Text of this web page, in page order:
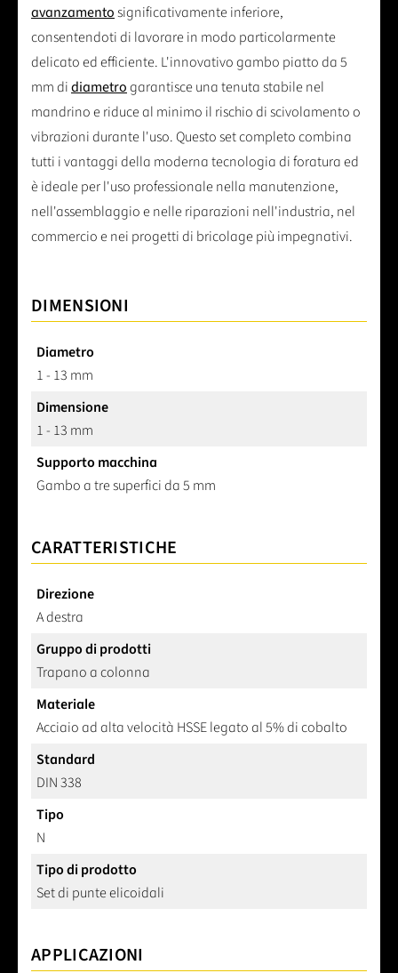
avanzamentosignificativamente inferiore,
consentendoti di lavorare in modo particolarmente
delicato ed efficiente. L'innovativo gambo piatto da 5
mm didiametrogarantisce una tenuta stabile nel
mandrino e riduce al minimo il rischio di scivolamento o
vibrazioni durante l'uso. Questo set completo combina
tutti i vantaggi della moderna tecnologia di foratura ed
è ideale per l'uso professionale nella manutenzione,
nell'assemblaggio e nelle riparazioni nell'industria, nel
commercio e nei progetti di bricolage più impegnativi.
DIMENSIONI
Diametro
1 - 13 mm
Dimensione
1 - 13 mm
Supporto macchina
Gambo a tre superfici da 5 mm
CARATTERISTICHE
Direzione
A destra
Gruppo di prodotti
Trapano a colonna
Materiale
Acciaio ad alta velocità HSSE legato al 5% di cobalto
Standard
DIN 338
Tipo
N
Tipo di prodotto
Set di punte elicoidali
APPLICAZIONI